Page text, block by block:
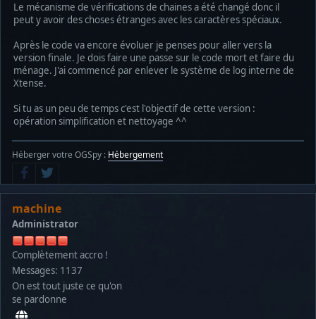
Le mécanisme de vérifications de chaines a été changé donc il
peut y avoir des choses étranges avec les caractères spéciaux.
Après le code va encore évoluer je penses pour aller vers la
version finale. Je dois faire une passe sur le code mort et faire du
ménage. J'ai commencé par enlever le système de log interne de
Xtense.
Si tu as un peu de temps c'est l'objectif de cette version :
opération simplification et nettoyage ^^
Héberger votre OGSpy : Hébergement
machine
Administrator
Complètement accro !
Messages: 1137
On est tout juste ce qu'on
se pardonne